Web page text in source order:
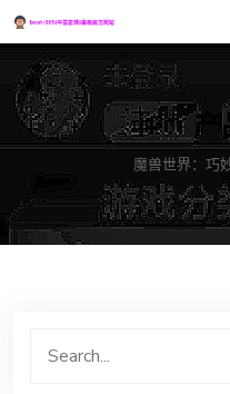
产
魔兽世界：巧